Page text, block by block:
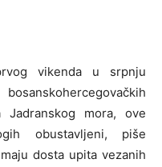
vikenda u srpnju
mora, ove
obustavljeni, piše
dosta upita vezanih